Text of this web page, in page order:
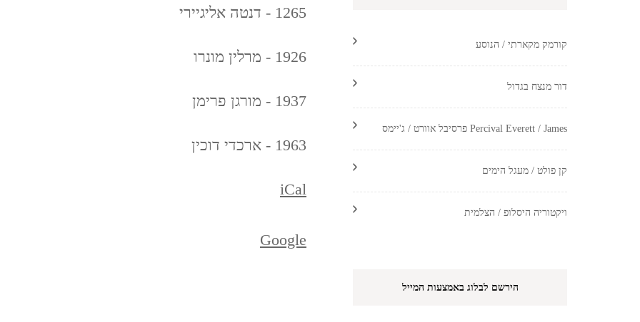
1265 - דנטה אליגיירי
1926 - מרלין מונרו
1937 - מורגן פרימן
1963 - ארכדי דוכין
iCal
Google
קורמק מקארתי / הנוסע
דור מנצח בגדול
Percival Everett / James פרסיבל אוורט / ג'יימס
קן פולט / מעגל הימים
ויקטוריה היסלופ / הצלמית
הירשם לבלוג באמצעות המייל